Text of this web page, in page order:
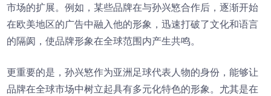
市场的扩展。例如，某些品牌在与孙兴慜合作后，逐渐开始
在欧美地区的广告中融入他的形象，迅速打破了文化和语言
的隔阂，使品牌形象在全球范围内产生共鸣。
更重要的是，孙兴慜作为亚洲足球代表人物的身份，能够让
品牌在全球市场中树立起具有多元化特色的形象。尤其是在